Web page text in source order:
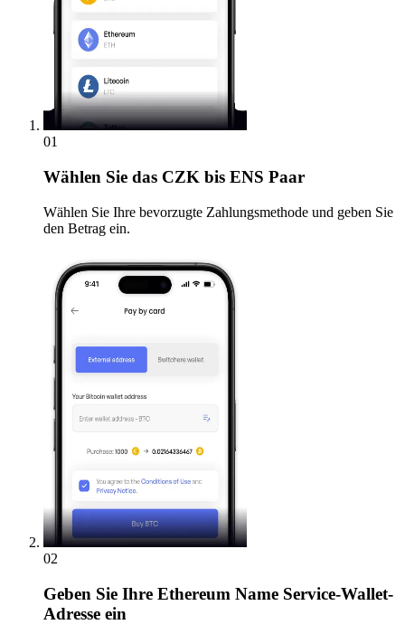
01
Wählen Sie das CZK bis ENS Paar
Wählen Sie Ihre bevorzugte Zahlungsmethode und geben Sie
den Betrag ein.
02
Geben Sie Ihre Ethereum Name Service-Wallet-
Adresse ein